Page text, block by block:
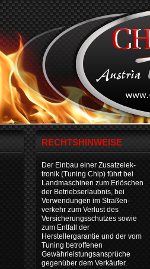
RECHTSHINWEISE
Der Einbau einer Zusatzelek-
tronik (Tuning Chip) führt bei
Landmaschinen zum Erlöschen
der Betriebserlaubnis, bei
Verwendungen im Straßen-
verkehr zum Verlust des
Versicherungsschutzes sowie
zum Entfall der
Herstellergarantie und der vom
Tuning betroffenen
Gewährleistungsansprüche
gegenüber dem Verkäufer.